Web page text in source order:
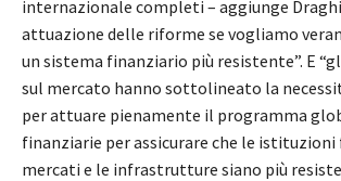
internazionale completi – aggiunge
attuazione delle riforme se vogliamo
un sistema finanziario più resistente”. E
sul mercato hanno sottolineato la
per attuare pienamente il programma
finanziarie per assicurare che le istituzioni
mercati e le infrastrutture siano più